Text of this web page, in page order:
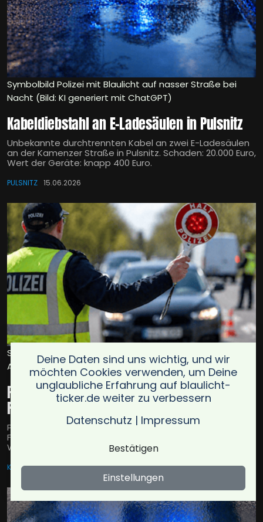
Symbolbild Polizei mit Blaulicht auf nasser Straße bei
Nacht (Bild: KI generiert mit ChatGPT)
Kabeldiebstahl an E-Ladesäulen in Pulsnitz
Unbekannte durchtrennten Kabel an zwei E-Ladesäulen
an der Kamenzer Straße in Pulsnitz. Schaden: 20.000 Euro,
Wert der Geräte: knapp 400 Euro.
PULSNITZ 15.06.2026
Symbolbild Polizeibeamter bei Verkehrskontrolle mit
Anhalte-Kelle am Tag (Bild: KI generiert mit ChatGPT)
Polizeikontrolle in Kamenz wegen fehlender
Fahrerlaubnis
Polizeistreife stoppt in Kamenz eine 66-jährige Toyota-
Fahrerin zur Kontrolle. Keine gültige Fahrerlaubnis,
Weiterfahrt untersagt.
KAMENZ 15.06.2026
Deine Daten sind uns wichtig, und wir
möchten Cookies verwenden, um Deine
unglaubliche Erfahrung auf blaulicht-
ticker.de weiter zu verbessern
Datenschutz | Impressum
Bestätigen
Einstellungen